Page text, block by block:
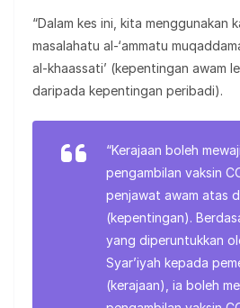
“Dalam kes ini, kita menggunakan
masalahatu al-‘ammatu
al-khaassati’ (kepentingan awam
daripada kepentingan peribadi).
“Kerajaan boleh
pengambilan vaksin
penjawat awam atas
(kepentingan).
yang diperuntukkan
Syar’iyah kepada
(kerajaan), ia boleh